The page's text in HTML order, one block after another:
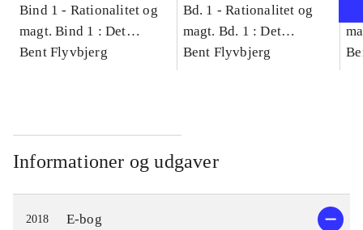
Bind 1 - Rationalitet og
magt. Bind 1 : Det
konkretes videnskab
Bent Flyvbjerg
Bd. 1 -Rationalitet og
magt. Bd. 1 : Det
konkretes videnskab
Bent Flyvbjerg
Informationer og udgaver
2018 E-bog